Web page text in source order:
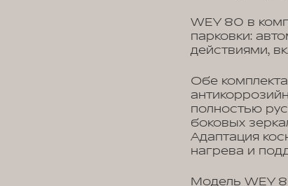
WEY 80 в
парковки:
действиями,
Обе
полностью
боковых
Адаптация
нагрева и
Модель WEY